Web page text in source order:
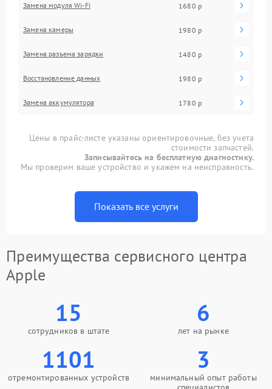
Замена модуля Wi-Fi 1680 р
Замена камеры 1980 р
Замена разъема зарядки 1480 р
Восстановление данных 1980 р
Замена аккумулятора 1780 р
Цены в прайс-листе указаны ориентировочные, без учета
стоимости запчастей.
Записывайтесь на бесплатную диагностику.
Мы проверим ваше устройство и укажем на неисправность.
Показать все услуги
Преимущества сервисного центра
Apple
15
сотрудников в штате
6
лет на рынке
1101
отремонтированных устройств
3
минимальный опыт работы